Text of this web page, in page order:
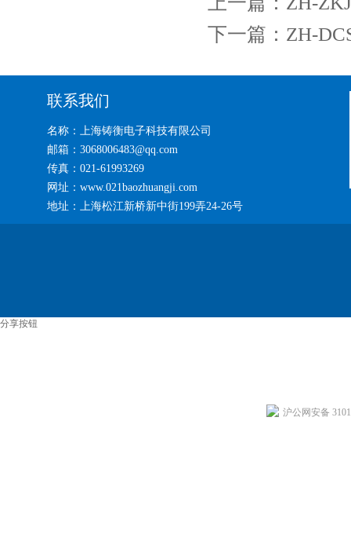
下一篇： ZH-
联系我们
名称：上海铸衡电子科技有限公司
邮箱：3068006483@qq.com
传真：021-61993269
网址：www.021baozhuangji.com
地址：上海松江新桥新中街199弄24-26号
分享按钮
沪公网安备